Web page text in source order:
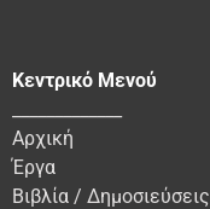
Κεντρικό Μενού
Αρχική
Έργα
Βιβλία / Δημοσιεύσεις